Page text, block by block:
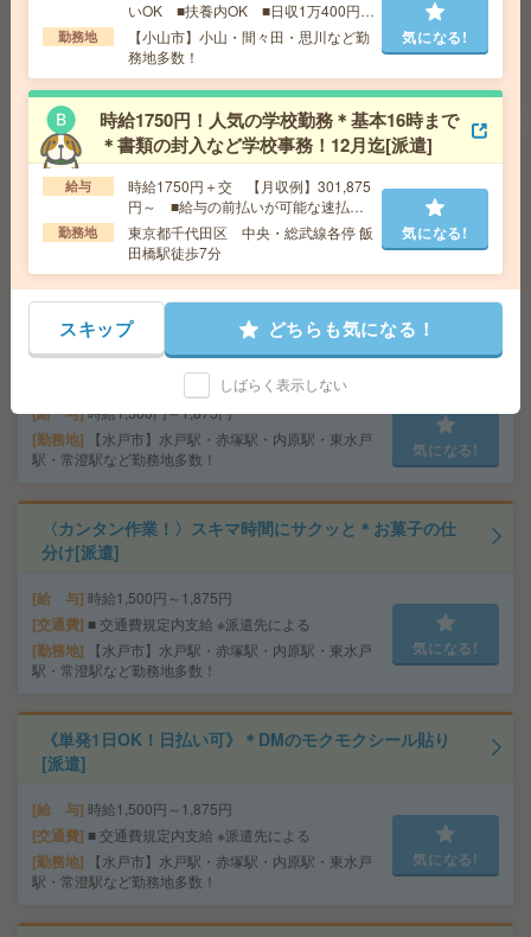
給 与 時給1,500円～1,875円
【宇都宮市】宇都宮駅・東武宇都宮駅・雀宮
駅・南宇都宮駅・岡本(栃木県)駅など勤務地多数！
気になる!
《単発1日OK！日払い可》＊お菓子のモクモクシール貼
り[派遣]
給 与 時給1,200円～1,625円
■ 交通費規定内支給 ※派遣先による
勤務地 【那須塩原市】那須塩原駅・西那須野駅・黒
磯駅など勤務地多数！
気になる!
＼来社不要／単発1日OK＊DMの仕分け[派遣]
給 与 時給1,500円～1,875円
勤務地
【水戸市】水戸駅・赤塚駅・内原駅・東水戸
駅・常澄駅など勤務地多数！
気になる!
〈カンタン作業！〉スキマ時間にサクッと＊お菓子の仕
分け[派遣]
給 与 時給1,500円～1,875円
交通費 ■ 交通費規定内支給 ※派遣先による
勤務地
【水戸市】水戸駅・赤塚駅・内原駅・東水戸
駅・常澄駅など勤務地多数！
気になる!
《単発1日OK！日払い可》＊DMのモクモクシール貼り
[派遣]
給 与 時給1,500円～1,875円
交通費 ■ 交通費規定内支給 ※派遣先による
勤務地
【水戸市】水戸駅・赤塚駅・内原駅・東水戸
駅・常澄駅など勤務地多数！
気になる!
いOK ■扶養内OK ■日収1万400円以
上
勤務地
【小山市】小山・間々田・思川など勤
務地多数！
気になる!
時給1750円！人気の学校勤務＊基本16時まで
＊書類の封入など学校事務！12月迄[派遣]
給与
時給1750円＋交 【月収例】301,875
円～ ■給与の前払いが可能な速払い
サービスあり
勤務地
東京都千代田区 中央・総武線各停 飯
田橋駅徒歩7分
気になる!
スキップ どちらも気になる！
しばらく表示しない